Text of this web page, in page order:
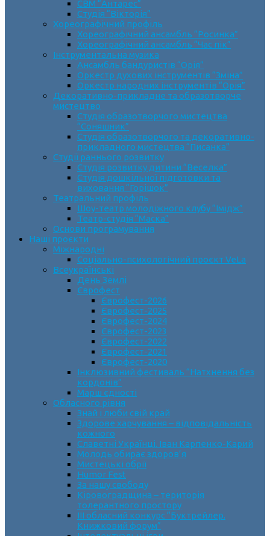
СВМ “Антарес”
Студія “Вікторія”
Хореографічний профіль
Хореографічний ансамбль “Росинка”
Хореографічний ансамбль “Час пік”
Інструментальна музика
Ансамбль бандуристів “Орія”
Оркестр духових інструментів “Зміна”
Оркестр народних інструментів “Орія”
Декоративно-прикладне та образотворче
мистецтво
Cтудія образотворчого мистецтва
“Соняшник”
Студія образотворчого та декоративно-
прикладного мистецтва “Писанка”
Студії раннього розвитку
Студія розвитку дитини “Веселка”
Студія дошкільної підготовки та
виховання “Горішок”
Театральний профіль
Шоу-театр молодіжного клубу “Імідж”
Театр-студія “Маска”
Основи програмування
Наші проєкти
Міжнародні
Соціально-психологічний проєкт VeLa
Всеукраїнські
День Землі
Єврофест
Єврофест-2026
Єврофест-2025
Єврофест-2024
Єврофест-2023
Єврофест-2022
Єврофест-2021
Єврофест-2020
Інклюзивний фестиваль “Натхнення без
кордонів”
Марш єдності
Обласного рівня
Знай і люби свій край
Здорове харчування – відповідальність
кожного
Славетні Українці. Іван Карпенко-Карий
Молодь обирає здоров’я
Мистецькі обрії
Humor Fest
За нашу свободу
Кіровоградщина – територія
толерантного простору
ІII обласний конкурс “Буктрейлер.
Книжковий форум”